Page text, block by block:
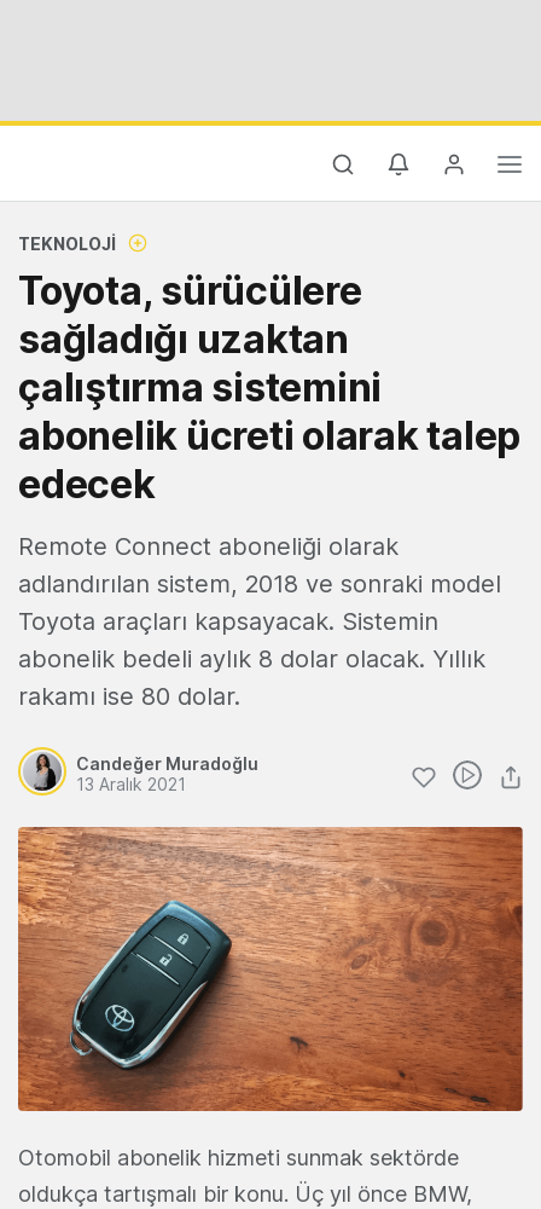
TEKNOLOJI
Toyota, sürücülere
sağladığı uzaktan
çalıştırma sistemini
abonelik ücreti olarak talep
edecek
Remote Connect aboneliği olarak
adlandırılan sistem, 2018 ve sonraki model
Toyota araçları kapsayacak. Sistemin
abonelik bedeli aylık 8 dolar olacak. Yıllık
rakamı ise 80 dolar.
Candeğer Muradoğlu
13 Aralık 2021
Otomobil abonelik hizmeti sunmak sektörde
oldukça tartışmalı bir konu. Üç yıl önce BMW,